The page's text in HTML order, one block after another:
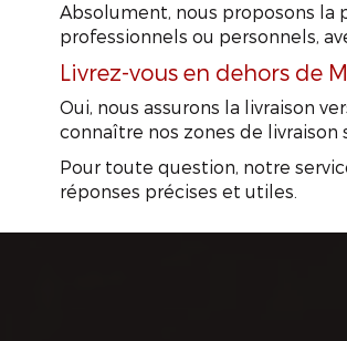
Absolument, nous proposons la
professionnels ou personnels,
Livrez-vous en dehors de
Oui, nous assurons la livraison
connaître nos zones de livraison
Pour toute question, notre
réponses précises et utiles.